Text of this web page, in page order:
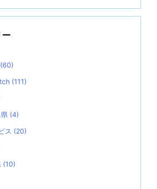
ー
(60)
(111)
(4)
ス (20)
(10)